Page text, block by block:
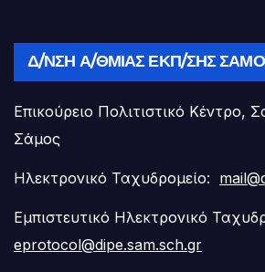
Δ/ΝΣΗ Α/ΘΜΙΑΣ ΕΚΠ/ΣΗΣ
Επικούρειο Πολιτιστικό Κέντρο,
Σάμος
Ηλεκτρονικό Ταχυδρομείο:
Εμπιστευτικό Ηλεκτρονικό
eprotocol@dipe.sam.sch.gr